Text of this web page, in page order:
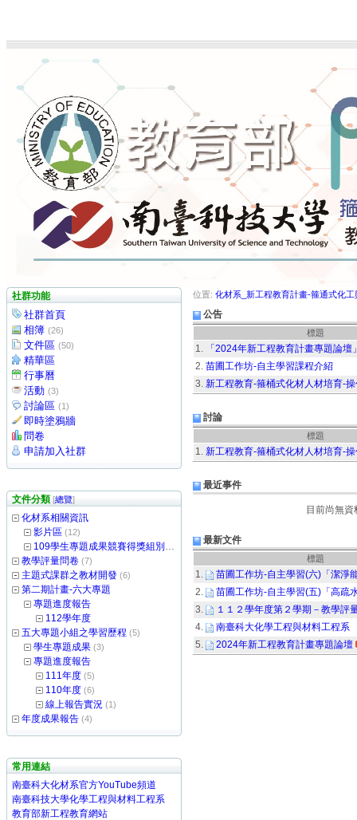
社群功能
社群首頁
相簿 (26)
文件區 (50)
精華區
行事曆
活動 (3)
討論區 (1)
即時塗鴉牆
問卷
申請加入社群
文件分類 [總覽]
化材系相關資訊
影片區 (12)
109學生專題成果競賽得獎組別
教學評量問卷 (7)
主題式課群之教材開發 (6)
第二期計畫-六大專題
專題進度報告
112學年度
五大專題小組之學習歷程 (5)
學生專題成果 (3)
專題進度報告
111年度 (5)
110年度 (6)
線上報告實況 (1)
年度成果報告 (4)
常用連結
南臺科大化材系官方YouTube頻道
南臺科技大學化學工程與材料工程系
教育部新工程教育網站
位置: 化材系_新工程教育計畫-箍通式化
公告
標題
1.
「2024年新工程教育計畫專題論壇
2. 苗圃工作坊-自主學習課程介紹
3. 新工程教育-箍桶式化材人材培育-
討論
標題
1. 新工程教育-箍桶式化材人材培育-
最近事件
目前尚無資
最新文件
標題
1.
苗圃工作坊-自主學習(六)「潔淨
2.
苗圃工作坊-自主學習(五)「高疏
3.
１１２學年度第２學期－教學評
4.
南臺科大化學工程與材料工程系
5.
2024年新工程教育計畫專題論壇